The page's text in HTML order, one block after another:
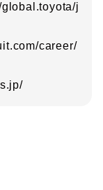
global.toyota/j
career/